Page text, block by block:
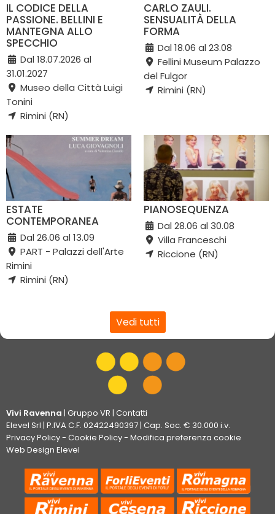
IL CODICE DELLA
PASSIONE. BELLINI E
MANTEGNA ALLO
SPECCHIO
Dal 18.07.2026 al
31.01.2027
Museo della Città Luigi
Tonini
Rimini (RN)
CARLO ZAULI.
SENSUALITÀ DELLA
FORMA
Dal 18.06 al 23.08
Fellini Museum Palazzo
del Fulgor
Rimini (RN)
ESTATE
CONTEMPORANEA
Dal 26.06 al 13.09
PART - Palazzi dell'Arte
Rimini
Rimini (RN)
PIANOSEQUENZA
Dal 28.06 al 30.08
Villa Franceschi
Riccione (RN)
Vedi tutti
Vivi Ravenna | Gruppo VR | Contatti
Elevel Srl | P.IVA C.F. 02422490397 | Cap. Soc. € 30.000 i.v.
Privacy Policy- Cookie Policy- Modifica preferenza cookie
Web Design Elevel